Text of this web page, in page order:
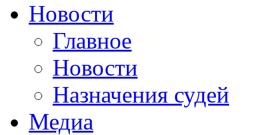
Новости
Главное
Новости
Назначения судей
Медиа